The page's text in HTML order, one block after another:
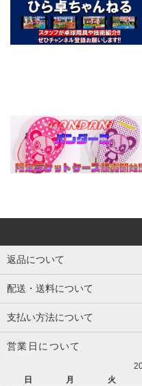
返品について
配送・送料について
支払い方法について
営業日について
日
月 火